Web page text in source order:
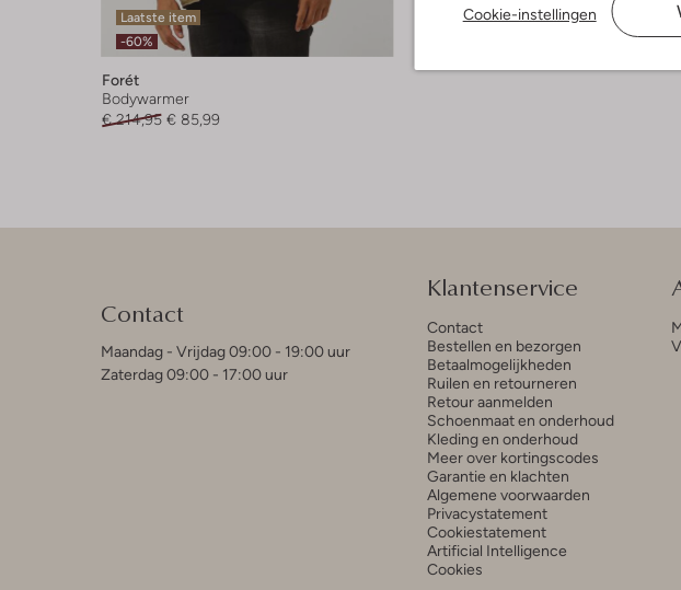
Cookie-instellingen
Laatste item
-60%
Forét
Bodywarmer
€ 214,95 € 85,99
Contact
Maandag - Vrijdag 09:00 - 19:00 uur
Zaterdag 09:00 - 17:00 uur
Klantenservice
Contact
Bestellen en bezorgen
Betaalmogelijkheden
Ruilen en retourneren
Retour aanmelden
Schoenmaat en onderhoud
Kleding en onderhoud
Meer over kortingscodes
Garantie en klachten
Algemene voorwaarden
Privacystatement
Cookiestatement
Artificial Intelligence
Cookies